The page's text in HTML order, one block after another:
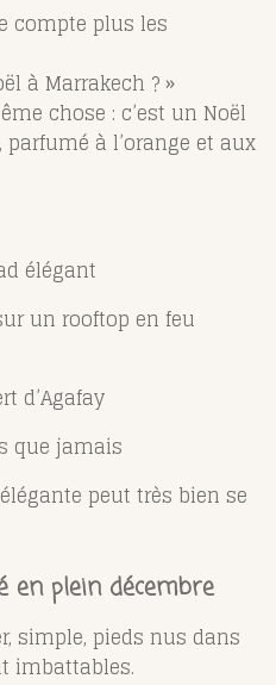
compte plus les
à Marrakech ? »
chose : c’est un Noël
à l’orange et aux
élégant
un rooftop en feu
d’Agafay
que jamais
peut très bien se
en plein décembre
simple, pieds nus dans
imbattables.